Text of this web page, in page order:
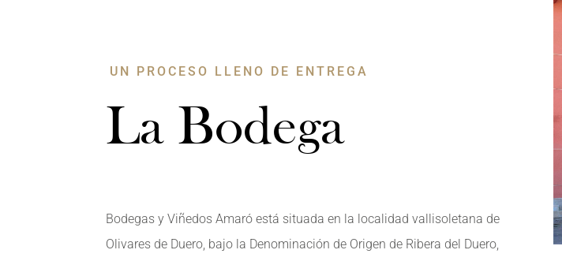
UN PROCESO LLENO DE ENTREGA
La Bodega
Bodegas y Viñedos Amaró está situada en la localidad vallisoletana de
Olivares de Duero, bajo la Denominación de Origen de Ribera del Duero,